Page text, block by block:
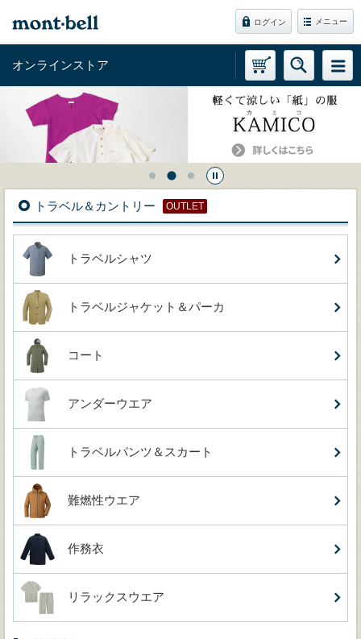
ログイン メニュー
オンラインストア
トラベル＆カントリー OUTLET
トラベルシャツ
トラベルジャケット＆パーカ
コート
アンダーウエア
トラベルパンツ＆スカート
難燃性ウエア
作務衣
リラックスウエア